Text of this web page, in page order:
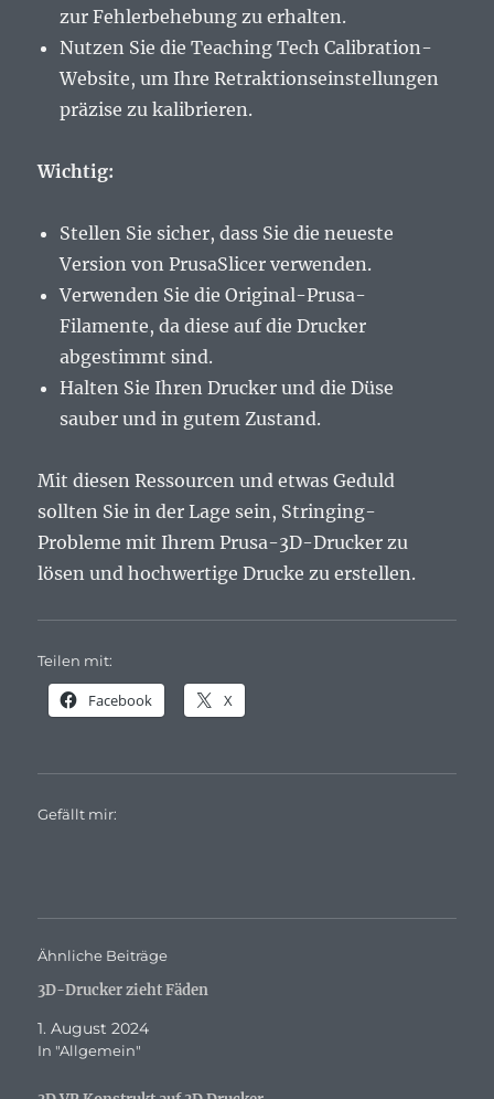
zur Fehlerbehebung zu erhalten.
Nutzen Sie die Teaching Tech Calibration-
Website, um Ihre Retraktionseinstellungen
präzise zu kalibrieren.
Wichtig:
Stellen Sie sicher, dass Sie die neueste
Version von PrusaSlicer verwenden.
Verwenden Sie die Original-Prusa-
Filamente, da diese auf die Drucker
abgestimmt sind.
Halten Sie Ihren Drucker und die Düse
sauber und in gutem Zustand.
Mit diesen Ressourcen und etwas Geduld
sollten Sie in der Lage sein, Stringing-
Probleme mit Ihrem Prusa-3D-Drucker zu
lösen und hochwertige Drucke zu erstellen.
Teilen mit:
Facebook X
Gefällt mir:
Ähnliche Beiträge
3D-Drucker zieht Fäden
1. August 2024
In "Allgemein"